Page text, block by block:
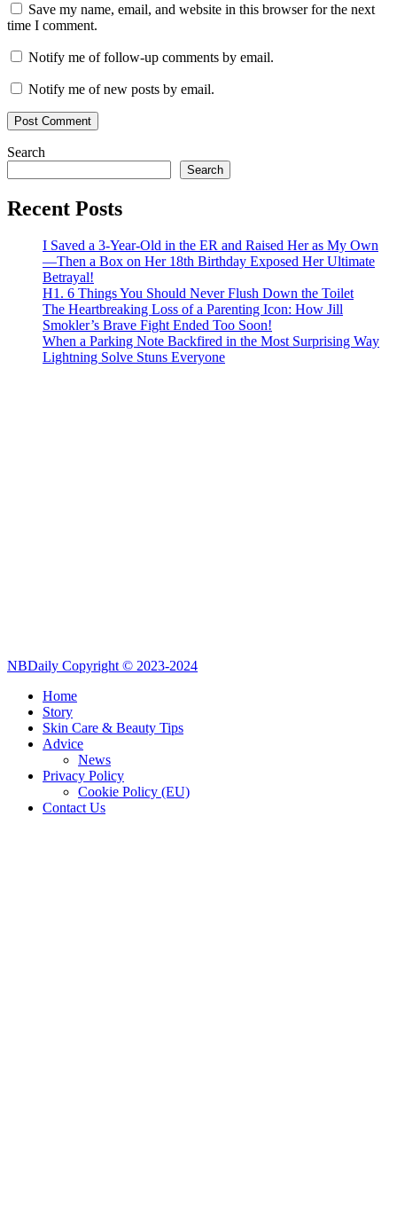
Save my name, email, and website in this browser for the next
time I comment.
Notify me of follow-up comments by email.
Notify me of new posts by email.
Search
Search
Recent Posts
I Saved a 3-Year-Old in the ER and Raised Her as My Own
—Then a Box on Her 18th Birthday Exposed Her Ultimate
Betrayal!
H1. 6 Things You Should Never Flush Down the Toilet
The Heartbreaking Loss of a Parenting Icon: How Jill
Smokler’s Brave Fight Ended Too Soon!
When a Parking Note Backfired in the Most Surprising Way
Lightning Solve Stuns Everyone
NBDaily Copyright © 2023-2024
Home
Story
Skin Care & Beauty Tips
Advice
News
Privacy Policy
Cookie Policy (EU)
Contact Us